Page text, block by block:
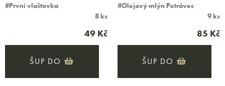
#První vlaštovka
8 ks
49 Kč
ŠUP DO
#Olejový mlýn Petrávec
9 ks
85 Kč
ŠUP DO